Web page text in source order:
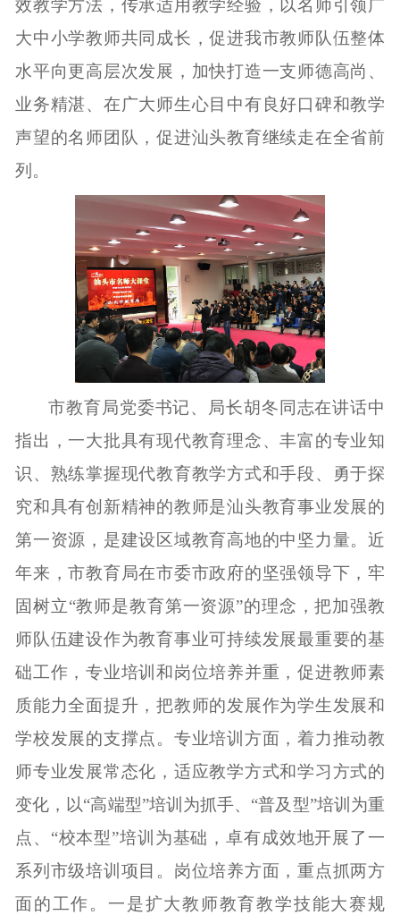
效教学方法，传承适用教学经验，以名师引领广
大中小学教师共同成长，促进我市教师队伍整体
水平向更高层次发展，加快打造一支师德高尚、
业务精湛、在广大师生心目中有良好口碑和教学
声望的名师团队，促进汕头教育继续走在全省前
列。
市教育局党委书记、局长胡冬同志在讲话中
指出，一大批具有现代教育理念、丰富的专业知
识、熟练掌握现代教育教学方式和手段、勇于探
究和具有创新精神的教师是汕头教育事业发展的
第一资源，是建设区域教育高地的中坚力量。近
年来，市教育局在市委市政府的坚强领导下，牢
固树立“教师是教育第一资源”的理念，把加强教
师队伍建设作为教育事业可持续发展最重要的基
础工作，专业培训和岗位培养并重，促进教师素
质能力全面提升，把教师的发展作为学生发展和
学校发展的支撑点。专业培训方面，着力推动教
师专业发展常态化，适应教学方式和学习方式的
变化，以“高端型”培训为抓手、“普及型”培训为重
点、“校本型”培训为基础，卓有成效地开展了一
系列市级培训项目。岗位培养方面，重点抓两方
面的工作。一是扩大教师教育教学技能大赛规